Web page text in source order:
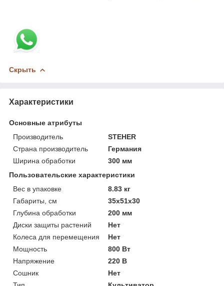
Скрыть
Характеристики
Основные атрибуты
Производитель
STEHER
Страна производитель
Германия
Ширина обработки
300 мм
Пользовательские характеристики
Вес в упаковке
8.83 кг
Габариты, см
35х51х30
Глубина обработки
200 мм
Диски защиты растений
Нет
Колеса для перемещения
Нет
Мощность
800 Вт
Напряжение
220 В
Сошник
Нет